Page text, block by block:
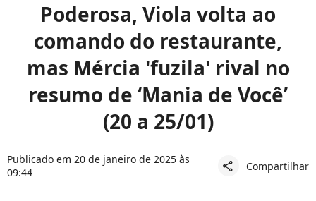
Poderosa, Viola volta ao
comando do restaurante,
mas Mércia 'fuzila' rival no
resumo de ‘Mania de Você’
(20 a 25/01)
Publicado em 20 de janeiro de 2025 às
09:44
share Compartilhar